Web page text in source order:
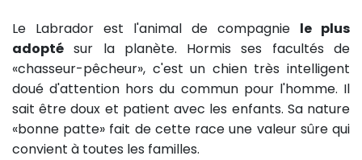
Le Labrador est l'animal de compagnie le plus
adopté sur la planète. Hormis ses facultés de
«chasseur-pêcheur», c'est un chien très intelligent
doué d'attention hors du commun pour l'homme. Il
sait être doux et patient avec les enfants. Sa nature
«bonne patte» fait de cette race une valeur sûre qui
convient à toutes les familles.